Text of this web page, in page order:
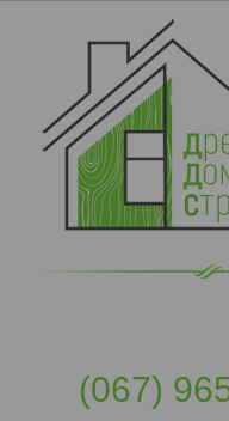
(067)